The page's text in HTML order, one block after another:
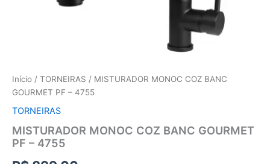
Início / TORNEIRAS / MISTURADOR MONOC COZ BANC
GOURMET PF – 4755
TORNEIRAS
MISTURADOR MONOC COZ BANC GOURMET
PF – 4755